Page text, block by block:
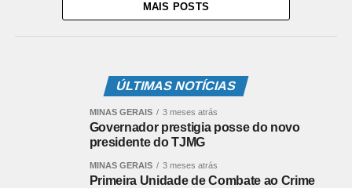
MAIS POSTS
ÚLTIMAS NOTÍCIAS
MINAS GERAIS 3 meses atrás
Governador prestigia posse do novo
presidente do TJMG
MINAS GERAIS 3 meses atrás
Primeira Unidade de Combate ao Crime